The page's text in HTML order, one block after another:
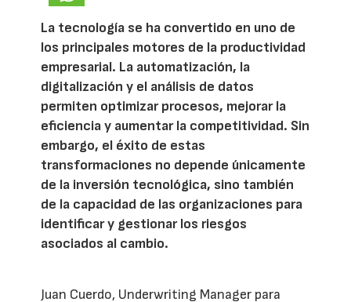
La tecnología se ha convertido en uno de
los principales motores de la productividad
empresarial. La automatización, la
digitalización y el análisis de datos
permiten optimizar procesos, mejorar la
eficiencia y aumentar la competitividad. Sin
embargo, el éxito de estas
transformaciones no depende únicamente
de la inversión tecnológica, sino también
de la capacidad de las organizaciones para
identificar y gestionar los riesgos
asociados al cambio.
Juan Cuerdo, Underwriting Manager para